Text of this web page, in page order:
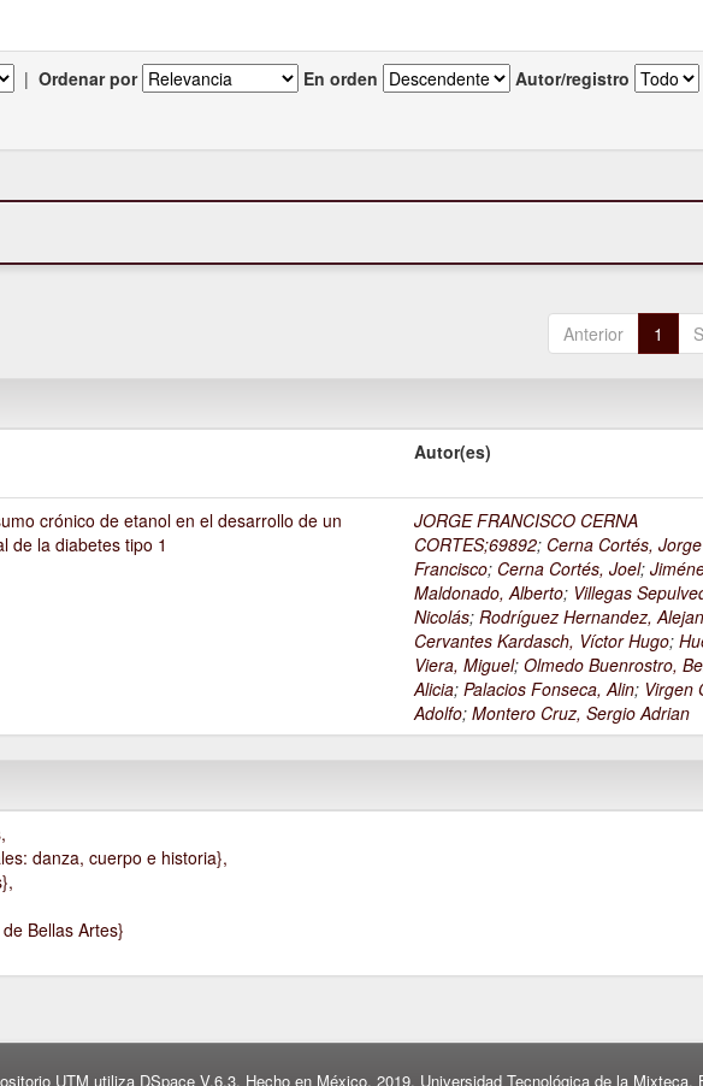
| Ordenar por En orden Autor/registro
Anterior 1
Autor(es)
crónico de etanol en el desarrollo de un
de la diabetes tipo 1
JORGE FRANCISCO CERNA
CORTES;69892; Cerna Cortés, Jorge
Francisco; Cerna Cortés, Joel;
Maldonado, Alberto; Villegas
Nicolás;Rodríguez Hernandez,
Cervantes Kardasch, Víctor Hugo;
Viera, Miguel;Olmedo Buenrostro,
Alicia;Palacios Fonseca, Alin; Virgen
Adolfo;Montero Cruz, Sergio Adrian
danza, cuerpo e historia},
Bellas Artes}
UTM utiliza DSpace V.6.3. Hecho en México, 2019. Universidad Tecnológica de la Mixteca.